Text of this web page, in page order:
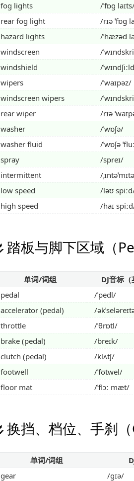
fog lights
/ˈfɒɡ
rear fog light
/rɪə ˈfɒɡ
hazard lights
/ˈhæzəd
windscreen
/
windshield
/
wipers
/ˈwaɪpəz/
windscreen wipers
/
rear wiper
/rɪə
washer
/ˈwɒʃə/
washer fluid
/ˈwɒʃə
spray
/spreɪ/
intermittent
/
low speed
/ləʊ
high speed
/haɪ
踏板与脚下区域（
单词/词组 DJ音标（
pedal
/ˈpedl/
accelerator (pedal)
/
throttle
/ˈθrɒtl/
brake (pedal)
/breɪk/
clutch (pedal)
/klʌtʃ/
footwell
/ˈfʊtwel/
floor mat
/ˈflɔː mæt/
换挡、档位、手刹
单词/词组
gear
/ɡɪə/